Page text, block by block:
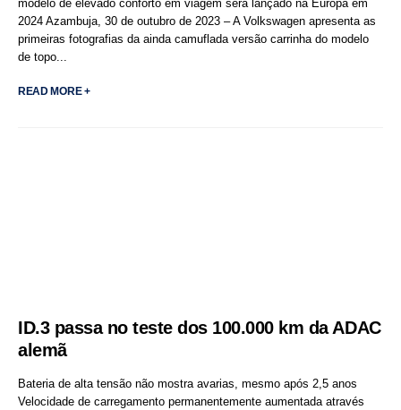
modelo de elevado conforto em viagem será lançado na Europa em
2024 Azambuja, 30 de outubro de 2023 – A Volkswagen apresenta as
primeiras fotografias da ainda camuflada versão carrinha do modelo
de topo...
READ MORE +
ID.3 passa no teste dos 100.000 km da ADAC
alemã
Bateria de alta tensão não mostra avarias, mesmo após 2,5 anos
Velocidade de carregamento permanentemente aumentada através